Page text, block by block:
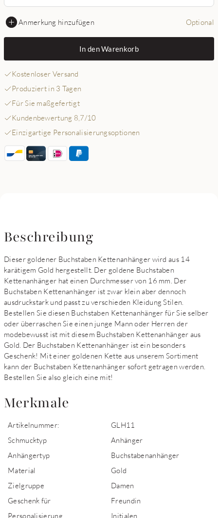
Anmerkung hinzufügen Optional
In den Warenkorb
Kostenloser Versand
Produziert in 3 Tagen
Für Sie maßgefertigt
Kundenbewertung 8,7/10
Einzigartige Personalisierungsoptionen
Beschreibung
Dieser goldener Buchstaben Kettenanhänger wird aus 14
karätigem Gold hergestellt. Der goldene Buchstaben
Kettenanhänger hat einen Durchmesser von 16 mm. Der
Buchstaben Kettenanhänger ist zwar klein aber dennoch
ausdruckstark und passt zu verschieden Kleidung Stilen.
Bestellen Sie diesen Buchstaben Kettenanhänger für Sie selber
oder überraschen Sie einen junge Mann oder Herren der
modebewusst ist mit diesem Buchstaben Kettenanhänger aus
Gold. Der Buchstaben Kettenanhänger ist ein besonders
Geschenk! Mit einer goldenen Kette aus unserem Sortiment
kann der Buchstaben Kettenanhänger sofort getragen werden.
Bestellen Sie also gleich eine mit!
Merkmale
Artikelnummer:
GLH11
Schmucktyp
Anhänger
Anhängertyp
Buchstabenanhänger
Material
Gold
Zielgruppe
Damen
Geschenk für
Freundin
Personalisierung
Initialen